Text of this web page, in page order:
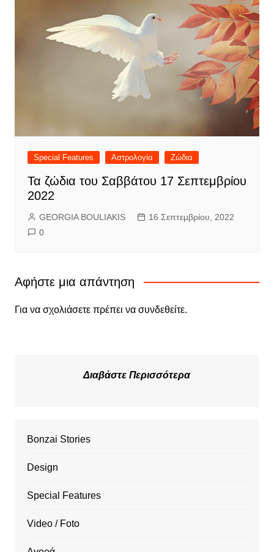
Special Features Αστρολογία Ζώδια
Τα ζώδια του Σαββάτου 17 Σεπτεμβρίου
2022
GEORGIA BOULIAKIS
16 Σεπτεμβρίου, 2022
0
Αφήστε μια απάντηση
Για να σχολιάσετε πρέπει να συνδεθείτε.
Διαβάστε Περισσότερα
Bonzai Stories
Design
Special Features
Video / Foto